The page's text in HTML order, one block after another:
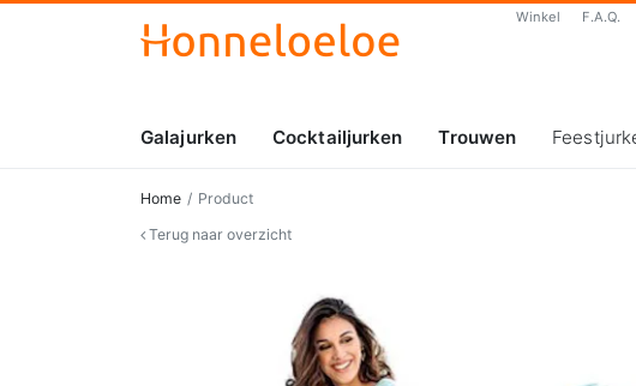
Winkel F.A.Q.
Galajurken Cocktailjurken Trouwen
Home
Product
Terug naar overzicht